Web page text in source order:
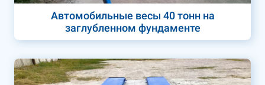
Автомобильные весы 40 тонн на
заглубленном фундаменте